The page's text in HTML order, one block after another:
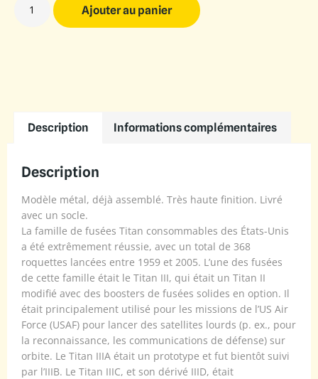
Ajouter au panier
Description Informations complémentaires
Description
Modèle métal, déjà assemblé. Très haute finition. Livré
avec un socle.
La famille de fusées Titan consommables des États-Unis
a été extrêmement réussie, avec un total de 368
roquettes lancées entre 1959 et 2005. L’une des fusées
de cette famille était le Titan III, qui était un Titan II
modifié avec des boosters de fusées solides en option. Il
était principalement utilisé pour les missions de l’US Air
Force (USAF) pour lancer des satellites lourds (p. ex., pour
la reconnaissance, les communications de défense) sur
orbite. Le Titan IIIA était un prototype et fut bientôt suivi
par l’IIIB. Le Titan IIIC, et son dérivé IIID, était